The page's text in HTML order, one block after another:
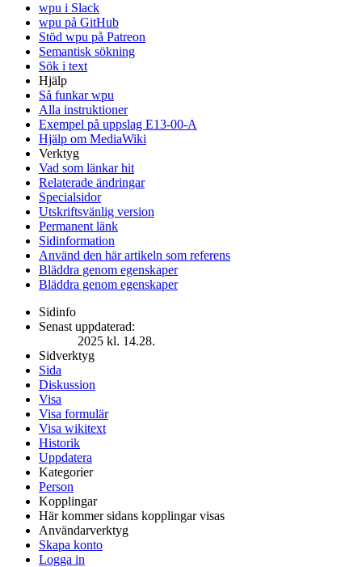
wpu i Slack
wpu på GitHub
Stöd wpu på Patreon
Semantisk sökning
Sök i text
Hjälp
Så funkar wpu
Alla instruktioner
Exempel på uppslag E13-00-A
Hjälp om MediaWiki
Verktyg
Vad som länkar hit
Relaterade ändringar
Specialsidor
Utskriftsvänlig version
Permanent länk
Sidinformation
Använd den här artikeln som referens
Bläddra genom egenskaper
Bläddra genom egenskaper
Sidinfo
Senast uppdaterad:
2025 kl. 14.28.
Sidverktyg
Sida
Diskussion
Visa
Visa formulär
Visa wikitext
Historik
Uppdatera
Kategorier
Person
Kopplingar
Här kommer sidans kopplingar visas
Användarverktyg
Skapa konto
Logga in